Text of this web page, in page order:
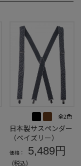
全2色
日本製サスペンダー
（ペイズリー）
価格： 5,489円
(税込)